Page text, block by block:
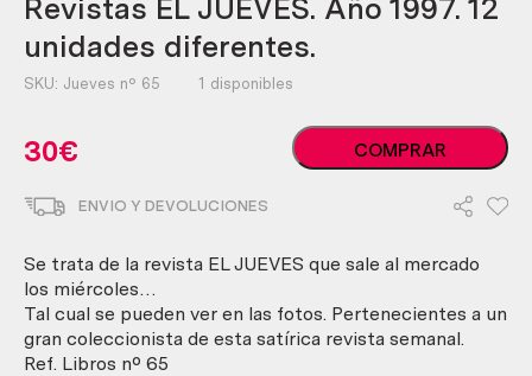
Revistas EL JUEVES. Año 1997. 12
unidades diferentes.
SKU: Jueves nº 65 1 disponibles
30€
Revistas
EL
12
diferentes.
cantidad
COMPRAR
ENVIO Y DEVOLUCIONES
Se trata de la revista EL JUEVES que sale al mercado
los miércoles…
Tal cual se pueden ver en las fotos. Pertenecientes a un
gran coleccionista de esta satírica revista semanal.
Ref. Libros nº 65